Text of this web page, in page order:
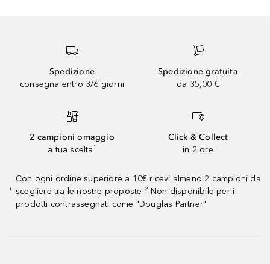
Spedizione
consegna entro 3/6 giorni
Spedizione gratuita
da 35,00 €
2 campioni omaggio
a tua scelta¹
Click & Collect
in 2 ore
¹
Con ogni ordine superiore a 10€ ricevi almeno 2 campioni da
scegliere tra le nostre proposte ² Non disponibile per i
prodotti contrassegnati come "Douglas Partner"